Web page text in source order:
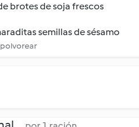
brotes de soja frescos
semillas de sésamo